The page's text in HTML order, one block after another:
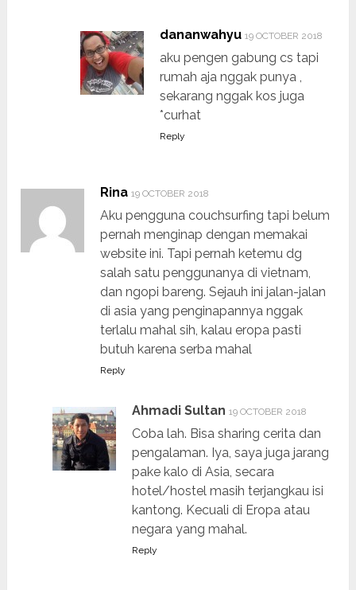
dananwahyu 19 OCTOBER 2018
aku pengen gabung cs tapi
rumah aja nggak punya ,
sekarang nggak kos juga
*curhat
Reply
Rina 19 OCTOBER 2018
Aku pengguna couchsurfing tapi belum
pernah menginap dengan memakai
website ini. Tapi pernah ketemu dg
salah satu penggunanya di vietnam,
dan ngopi bareng. Sejauh ini jalan-jalan
di asia yang penginapannya nggak
terlalu mahal sih, kalau eropa pasti
butuh karena serba mahal
Reply
Ahmadi Sultan 19 OCTOBER 2018
Coba lah. Bisa sharing cerita dan
pengalaman. Iya, saya juga jarang
pake kalo di Asia, secara
hotel/hostel masih terjangkau isi
kantong. Kecuali di Eropa atau
negara yang mahal.
Reply